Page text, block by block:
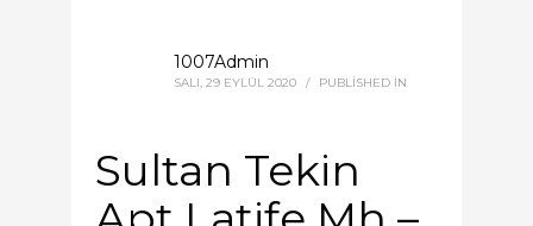
1007Admin
SALI, 29 EYLÜL 2020 / PUBLISHED IN
Sultan Tekin